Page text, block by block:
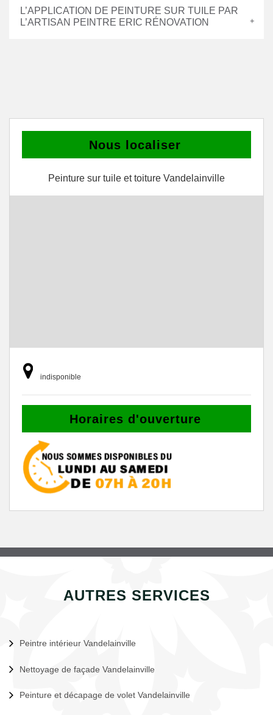
L’APPLICATION DE PEINTURE SUR TUILE PAR
L’ARTISAN PEINTRE ERIC RÉNOVATION
Nous localiser
Peinture sur tuile et toiture Vandelainville
indisponible
Horaires d'ouverture
AUTRES SERVICES
Peintre intérieur Vandelainville
Nettoyage de façade Vandelainville
Peinture et décapage de volet Vandelainville